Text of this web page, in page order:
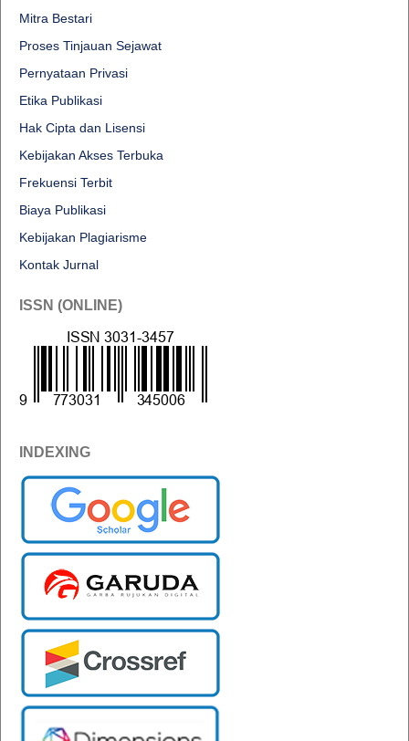
Mitra Bestari
Proses Tinjauan Sejawat
Pernyataan Privasi
Etika Publikasi
Hak Cipta dan Lisensi
Kebijakan Akses Terbuka
Frekuensi Terbit
Biaya Publikasi
Kebijakan Plagiarisme
Kontak Jurnal
ISSN (ONLINE)
INDEXING